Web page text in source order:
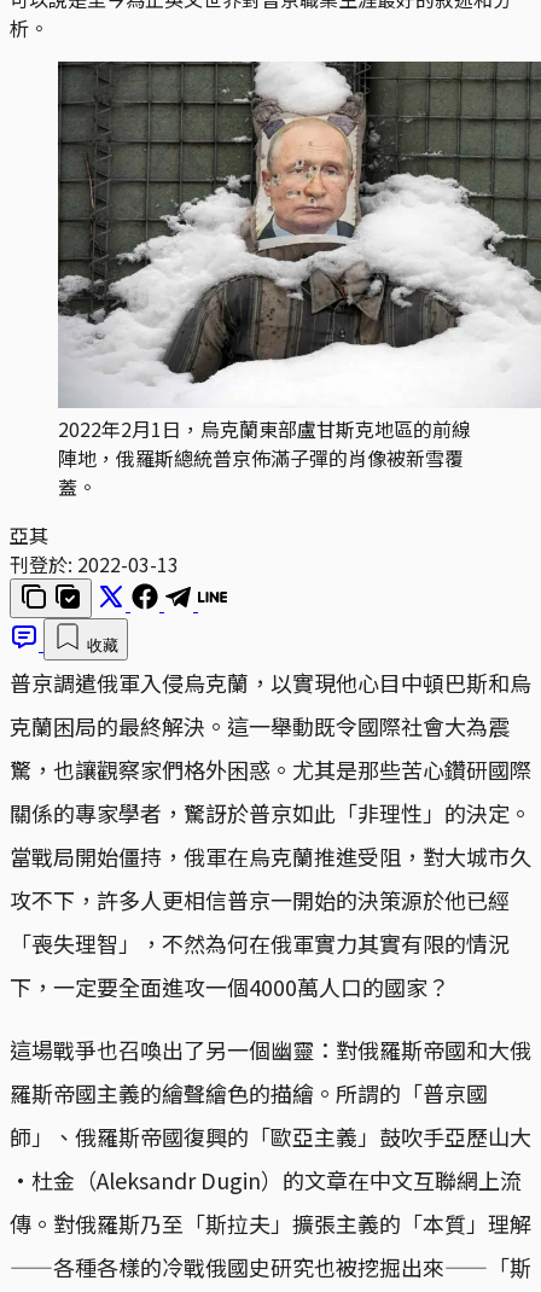
析。
2022年2月1日，烏克蘭東部盧甘斯克地區的前線
陣地，俄羅斯總統普京佈滿子彈的肖像被新雪覆
蓋。
亞其
刊登於: 2022-03-13
收藏
普京調遣俄軍入侵烏克蘭，以實現他心目中頓巴斯和烏
克蘭困局的最終解決。這一舉動既令國際社會大為震
驚，也讓觀察家們格外困惑。尤其是那些苦心鑽研國際
關係的專家學者，驚訝於普京如此「非理性」的決定。
當戰局開始僵持，俄軍在烏克蘭推進受阻，對大城市久
攻不下，許多人更相信普京一開始的決策源於他已經
「喪失理智」，不然為何在俄軍實力其實有限的情況
下，一定要全面進攻一個4000萬人口的國家？
這場戰爭也召喚出了另一個幽靈：對俄羅斯帝國和大俄
羅斯帝國主義的繪聲繪色的描繪。所謂的「普京國
師」、俄羅斯帝國復興的「歐亞主義」鼓吹手亞歷山大
·杜金（Aleksandr Dugin）的文章在中文互聯網上流
傳。對俄羅斯乃至「斯拉夫」擴張主義的「本質」理解
——各種各樣的冷戰俄國史研究也被挖掘出來——「斯